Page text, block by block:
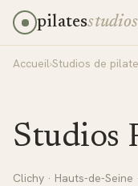
pilatesstudios
Accueil›Studios de
Studios
Clichy · Hauts-de-Seine